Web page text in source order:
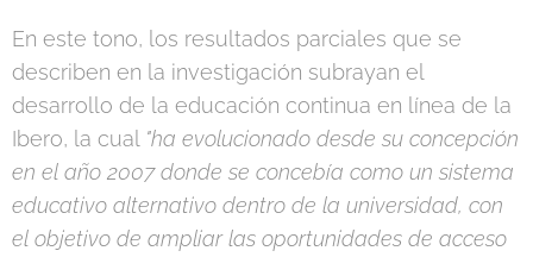
En este tono, los resultados parciales que se
describen en la investigación subrayan el
desarrollo de la educación continua en línea de la
Ibero, la cual "ha evolucionado desde su concepción
en el año 2007 donde se concebía como un sistema
educativo alternativo dentro de la universidad, con
el objetivo de ampliar las oportunidades de acceso